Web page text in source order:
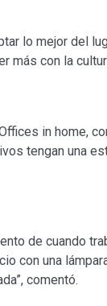
lo mejor del
más con la
in home,
tengan una
de cuando
con una
comentó.